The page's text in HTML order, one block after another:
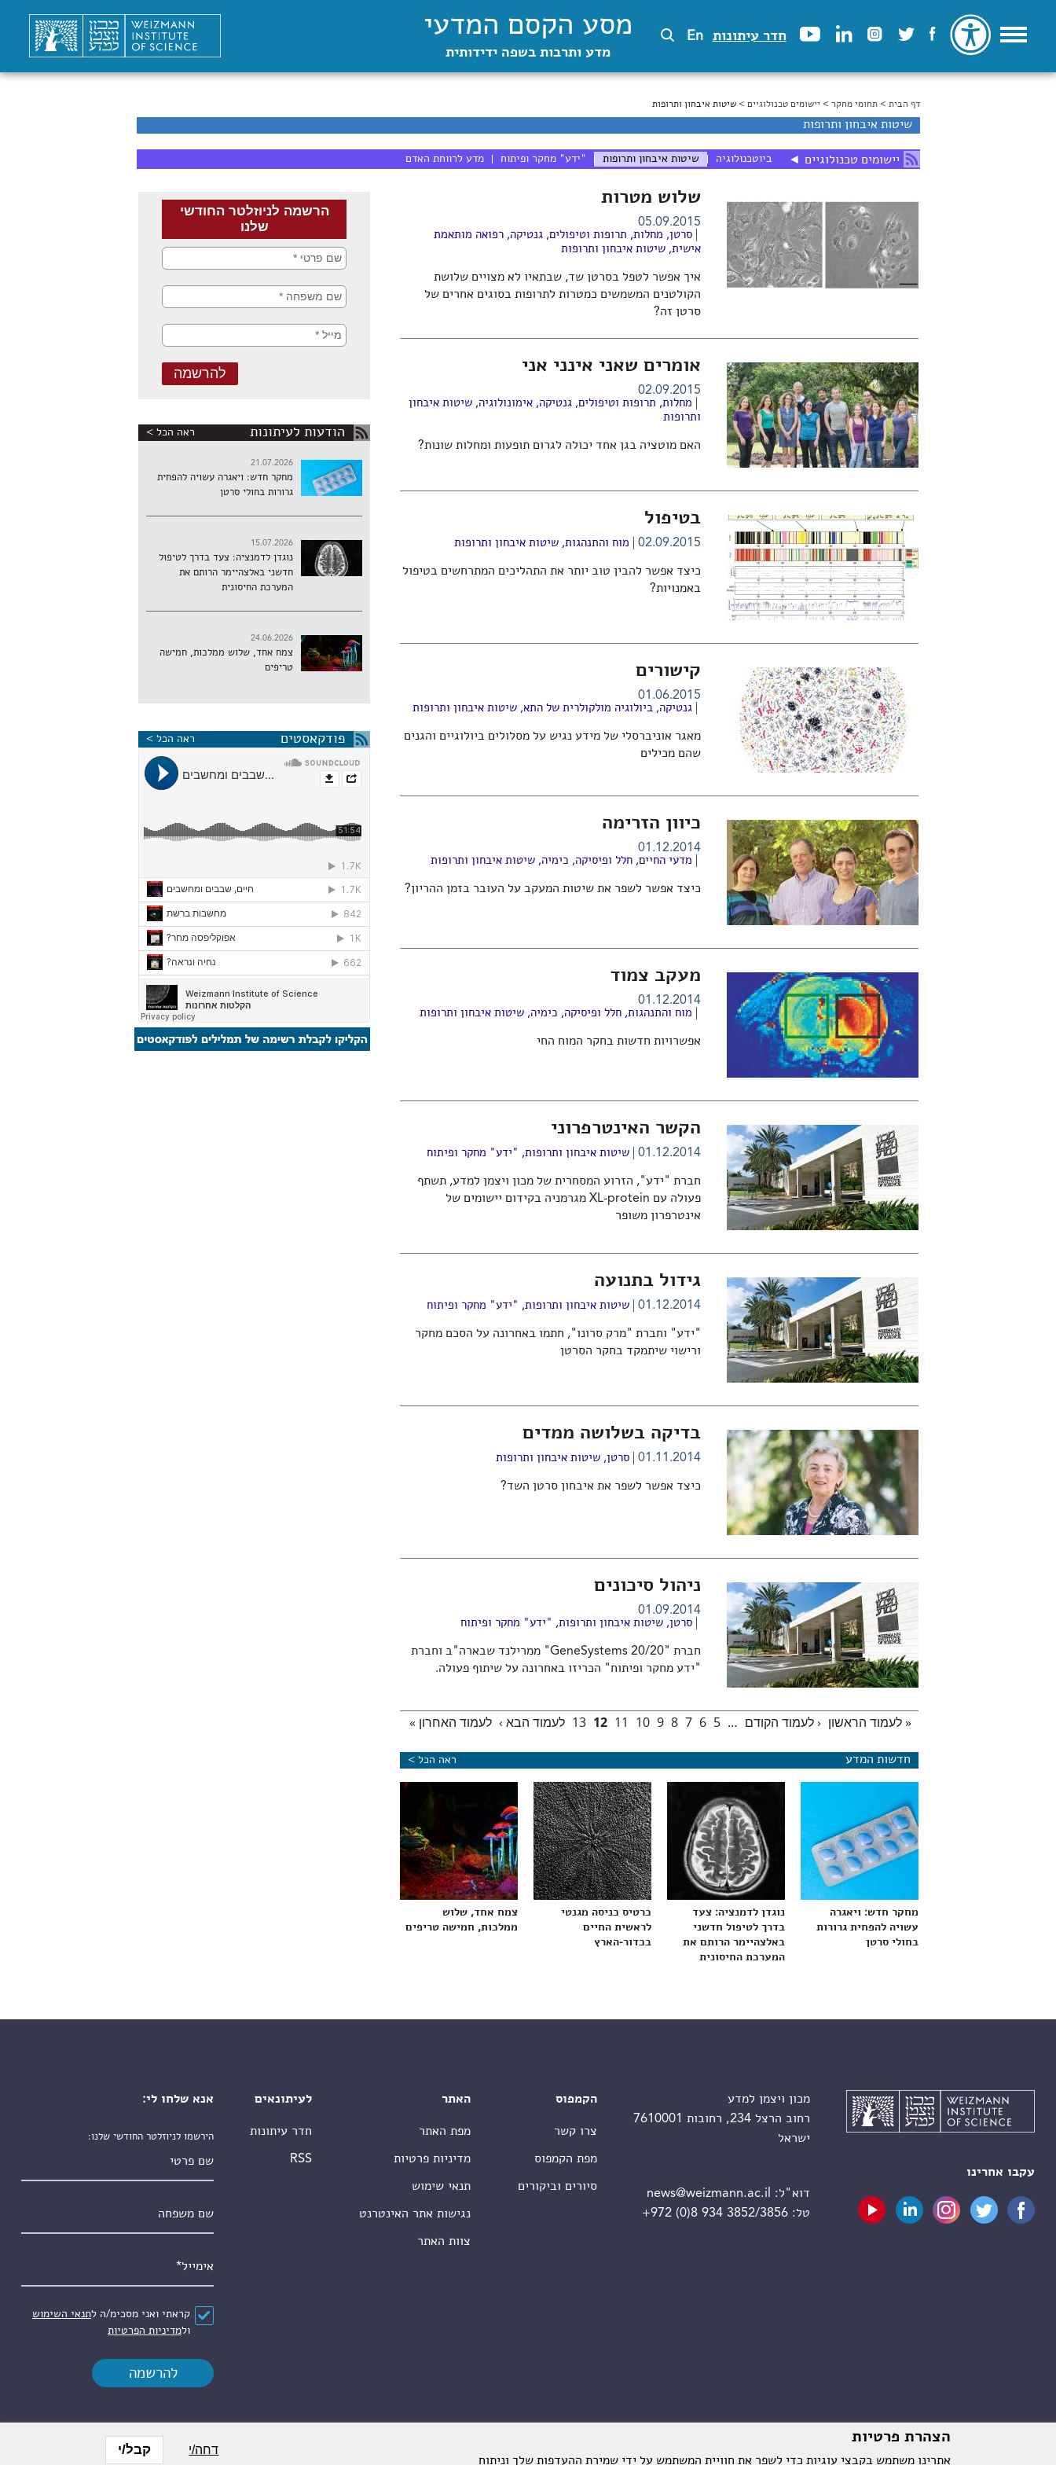
חדר עיתונות En מסע הקסם המדעי
מדע ותרבות בשפה ידידותית
הינך נמצא כאן
דף הבית >תחומי מחקר > יישומים טכנולוגיים > שיטות איבחון ותרופות
שיטות איבחון ותרופות
יישומים טכנולוגיים ◄ ביוטכנולוגיה שיטות איבחון ותרופות "ידע" מחקר ופיתוח מדע לרווחת האדם
שלוש מטרות
05.09.2015
סרטן, מחלות, תרופות וטיפולים,גנטיקה,רפואה מותאמת
אישית,שיטות איבחון ותרופות
איך אפשר לטפל בסרטן שד, שבתאיו לא מצויים שלושת
הקולטנים המשמשים כמטרות לתרופות בסוגים אחרים של
סרטן זה?
אומרים שאני אינני אני
02.09.2015
מחלות, תרופות וטיפולים,גנטיקה,אימונולוגיה,שיטות איבחון
ותרופות
האם מוטציה בגן אחד יכולה לגרום תופעות ומחלות שונות?
בטיפול
02.09.2015 מוח והתנהגות,שיטות איבחון ותרופות
כיצד אפשר להבין טוב יותר את התהליכים המתרחשים בטיפול
באמנויות?
קישורים
01.06.2015
גנטיקה,ביולוגיה מולקולרית של התא,שיטות איבחון ותרופות
מאגר אוניברסלי של מידע נגיש על מסלולים ביולוגיים והגנים
שהם מכילים
כיוון הזרימה
01.12.2014
מדעי החיים,חלל ופיסיקה, כימיה,שיטות איבחון ותרופות
כיצד אפשר לשפר את שיטות המעקב על העובר בזמן ההריון?
מעקב צמוד
01.12.2014
מוח והתנהגות,חלל ופיסיקה, כימיה,שיטות איבחון ותרופות
אפשרויות חדשות בחקר המוח החי
הקשר האינטרפרוני
01.12.2014 שיטות איבחון ותרופות, "ידע" מחקר ופיתוח
חברת "ידע", הזרוע המסחרית של מכון ויצמן למדע, תשתף
פעולה עם XL-protein מגרמניה בקידום יישומים של
אינטרפרון משופר
גידול בתנועה
01.12.2014 שיטות איבחון ותרופות, "ידע" מחקר ופיתוח
"ידע" וחברת "מרק סרונו", חתמו באחרונה על הסכם מחקר
ורישוי שיתמקד בחקר הסרטן
בדיקה בשלושה ממדים
01.11.2014 סרטן,שיטות איבחון ותרופות
כיצד אפשר לשפר את איבחון סרטן השד?
ניהול סיכונים
01.09.2014
סרטן,שיטות איבחון ותרופות, "ידע" מחקר ופיתוח
חברת "20/20 GeneSystems" ממרילנד שבארה"ב וחברת
"ידע מחקר ופיתוח" הכריזו באחרונה על שיתוף פעולה.
עמודים
« לעמוד הראשון ‹ לעמוד הקודם …
5
6
7
8
9
10
11
12
13 לעמוד הבא › לעמוד האחרון »
חדשות המדע ראה הכל >
מחקר חדש: ויאגרה
עשויה להפחית גרורות
בחולי סרטן
נוגדן לדמנציה: צעד
בדרך לטיפול חדשני
באלצהיימר הרותם את
המערכת החיסונית
כרטיס כניסה מגנטי
לראשית החיים
בכדור-הארץ
צמח אחד, שלוש
ממלכות, חמישה טריפים
הודעות לעיתונות ראה הכל >
21.07.2026
מחקר חדש: ויאגרה עשויה להפחית
גרורות בחולי סרטן
15.07.2026
נוגדן לדמנציה: צעד בדרך לטיפול
חדשני באלצהיימר הרותם את
המערכת החיסונית
24.06.2026
צמח אחד, שלוש ממלכות, חמישה
טריפים
פודקאסטים ראה הכל >
עקבו אחרינו
מכון ויצמן למדע
רחוב הרצל 234, רחובות 7610001
ישראל
דוא"ל:
news@weizmann.ac.il
טל:+972 (0)8 934 3852/3856
הקמפוס
צרו קשר
מפת הקמפוס
סיורים וביקורים
האתר
מפת האתר
מדיניות פרטיות
תנאי שימוש
נגישות אתר האינטרנט
צוות האתר
לעיתונאים
חדר עיתונות
RSS
אנא שלחו לי:
הירשמו לניוזלטר החודשי שלנו:
הסכם*
קראתי ואני מסכימ/ה לתנאי השימוש
ולמדיניות הפרטיות
הצהרת פרטיות
אתרינו משתמש בקבצי עוגיות כדי לשפר את חוויית המשתמש על ידי שמירת ההעדפות שלך וניתוח
דחה/י קבל/י